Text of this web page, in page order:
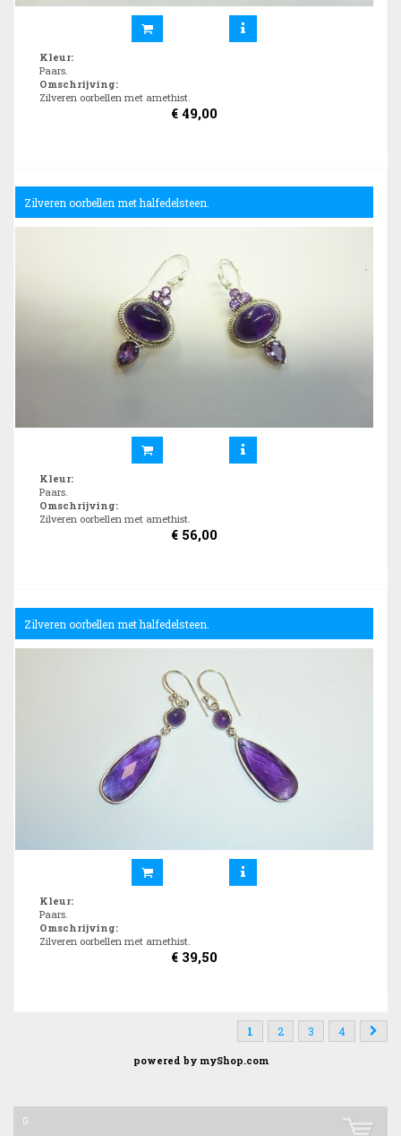
Kleur:
Paars.
Omschrijving:
Zilveren oorbellen met amethist.
€ 49,00
Zilveren oorbellen met halfedelsteen.
Kleur:
Paars.
Omschrijving:
Zilveren oorbellen met amethist.
€ 56,00
Zilveren oorbellen met halfedelsteen.
Kleur:
Paars.
Omschrijving:
Zilveren oorbellen met amethist.
€ 39,50
1 2 3 4
powered by myShop.com
0